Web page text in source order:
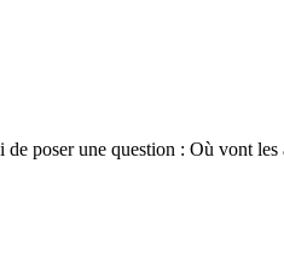
poser une question : Où vont